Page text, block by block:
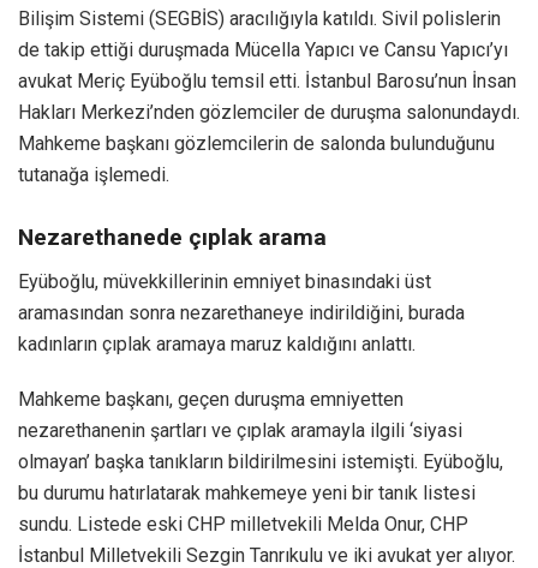
Bilişim Sistemi (SEGBİS) aracılığıyla katıldı. Sivil polislerin
de takip ettiği duruşmada Mücella Yapıcı ve Cansu Yapıcı’yı
avukat Meriç Eyüboğlu temsil etti. İstanbul Barosu’nun İnsan
Hakları Merkezi’nden gözlemciler de duruşma salonundaydı.
Mahkeme başkanı gözlemcilerin de salonda bulunduğunu
tutanağa işlemedi.
Nezarethanede çıplak arama
Eyüboğlu, müvekkillerinin emniyet binasındaki üst
aramasından sonra nezarethaneye indirildiğini, burada
kadınların çıplak aramaya maruz kaldığını anlattı.
Mahkeme başkanı, geçen duruşma emniyetten
nezarethanenin şartları ve çıplak aramayla ilgili ‘siyasi
olmayan’ başka tanıkların bildirilmesini istemişti. Eyüboğlu,
bu durumu hatırlatarak mahkemeye yeni bir tanık listesi
sundu. Listede eski CHP milletvekili Melda Onur, CHP
İstanbul Milletvekili Sezgin Tanrıkulu ve iki avukat yer alıyor.